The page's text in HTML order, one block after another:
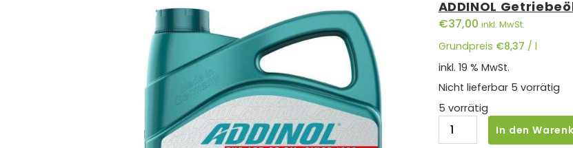
ADDINOL
€37,00 inkl. MwSt.
Grundpreis €8,37 / l
inkl. 19 % MwSt.
Nicht lieferbar 5 vorrätig
5 vorrätig
ADDINOL
Getriebeöl
In den